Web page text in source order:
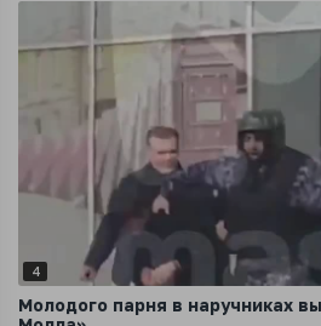
4
Молодого парня в наручниках